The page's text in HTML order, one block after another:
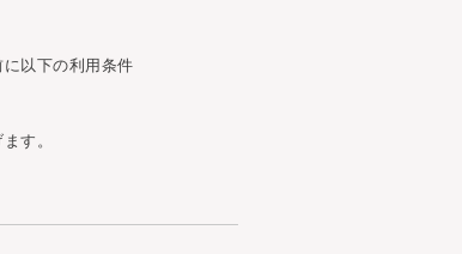
以下の利用条件
す。